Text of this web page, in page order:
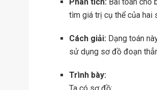
Phân tích: Bài toán cho
tìm giá trị cụ thể của hai
Cách giải: Dạng toán
sử dụng sơ đồ đoạn
Trình bày: